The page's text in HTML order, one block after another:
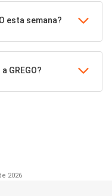
esta semana?
GREGO?
2026